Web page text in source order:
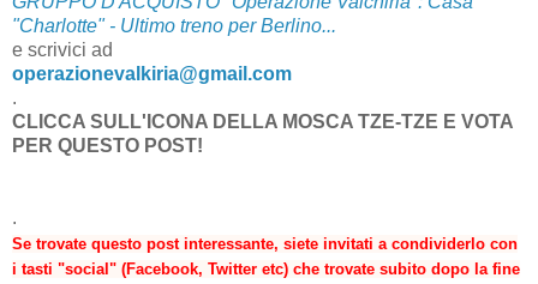
"Charlotte" - Ultimo treno per Berlino...
e scrivici ad
operazionevalkiria@gmail.com
.
CLICCA SULL'ICONA DELLA MOSCA TZE-TZE E VOTA
PER QUESTO POST!
.
Se trovate questo post interessante, siete invitati a condividerlo con
i tasti "social" (Facebook, Twitter etc) che trovate subito dopo la fine